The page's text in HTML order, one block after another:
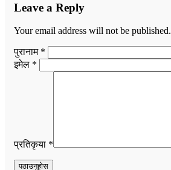
Leave a Reply
Your email address will not be published.
पुरानाम *
इमेल *
प्रतिकृया *